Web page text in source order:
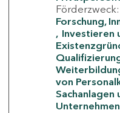
Förderzweck:
Forschung,
Investieren
von
Sachanlagen